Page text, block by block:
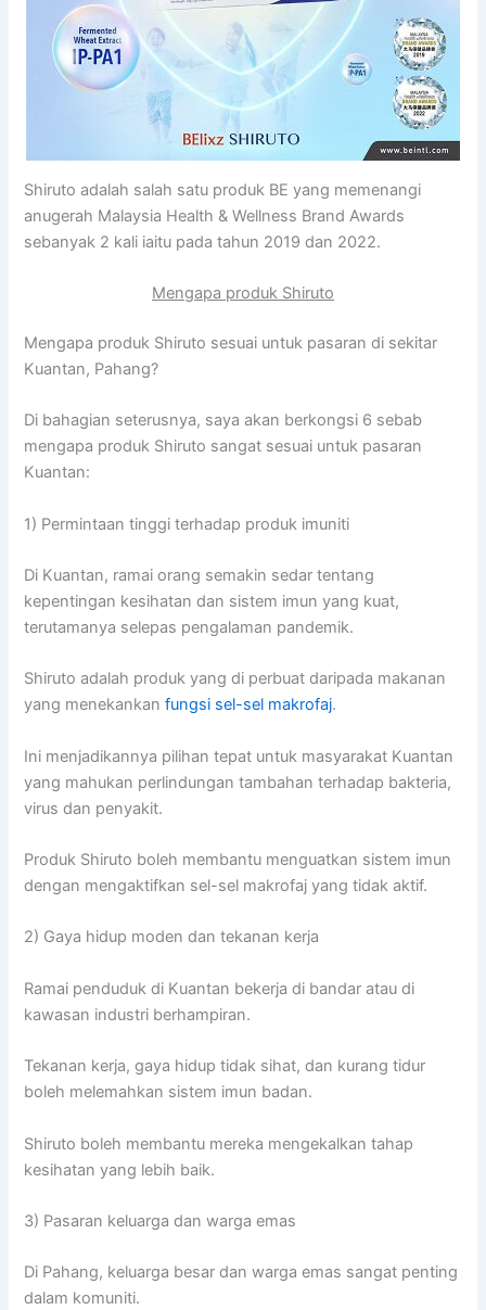
Shiruto adalah salah satu produk BE yang memenangi
anugerah Malaysia Health & Wellness Brand Awards
sebanyak 2 kali iaitu pada tahun 2019 dan 2022.
Mengapa produk Shiruto
Mengapa produk Shiruto sesuai untuk pasaran di sekitar
Kuantan, Pahang?
Di bahagian seterusnya, saya akan berkongsi 6 sebab
mengapa produk Shiruto sangat sesuai untuk pasaran
Kuantan:
1) Permintaan tinggi terhadap produk imuniti
Di Kuantan, ramai orang semakin sedar tentang
kepentingan kesihatan dan sistem imun yang kuat,
terutamanya selepas pengalaman pandemik.
Shiruto adalah produk yang di perbuat daripada makanan
yang menekankanfungsi sel-sel makrofaj.
Ini menjadikannya pilihan tepat untuk masyarakat Kuantan
yang mahukan perlindungan tambahan terhadap bakteria,
virus dan penyakit.
Produk Shiruto boleh membantu menguatkan sistem imun
dengan mengaktifkan sel-sel makrofaj yang tidak aktif.
2) Gaya hidup moden dan tekanan kerja
Ramai penduduk di Kuantan bekerja di bandar atau di
kawasan industri berhampiran.
Tekanan kerja, gaya hidup tidak sihat, dan kurang tidur
boleh melemahkan sistem imun badan.
Shiruto boleh membantu mereka mengekalkan tahap
kesihatan yang lebih baik.
3) Pasaran keluarga dan warga emas
Di Pahang, keluarga besar dan warga emas sangat penting
dalam komuniti.